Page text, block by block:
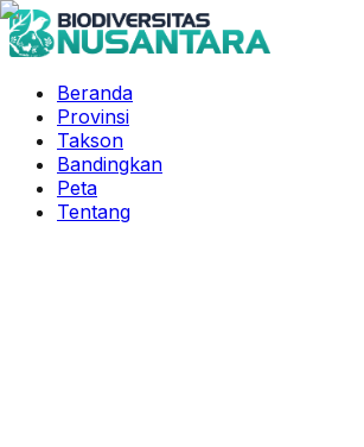
Beranda
Provinsi
Takson
Bandingkan
Peta
Tentang